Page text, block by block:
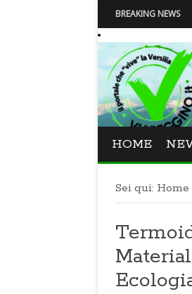
BREAKING NEWS
Carnevale - Nominata la
HOME
Sei qui: Home